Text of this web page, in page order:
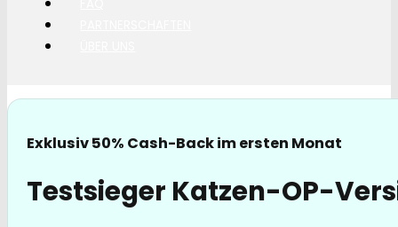
Exklusiv 50% Cash-Back im ersten Monat
Testsieger Katzen-OP-